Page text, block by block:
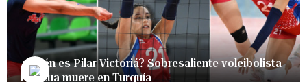
¿Quién es Pilar Victoriá? Sobresaliente voleibolista
boricua muere en Turquía